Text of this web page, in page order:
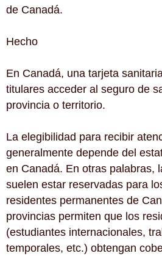
de Canadá.
Hecho
En Canadá, una tarjeta
titulares acceder al seguro de
provincia o territorio.
La elegibilidad para recibir
generalmente depende del
en Canadá. En otras palabras,
suelen estar reservadas para
residentes permanentes de
provincias permiten que los
(estudiantes internacionales,
temporales, etc.) obtengan